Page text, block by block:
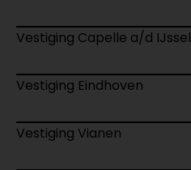
Vestiging Capelle a/d IJssel
Vestiging Eindhoven
Vestiging Vianen